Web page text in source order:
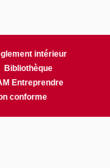
intérieur
Bibliothèque
Entreprendre
conforme